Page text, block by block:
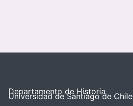
Departamento de Historia
Universidad de Santiago de Chile